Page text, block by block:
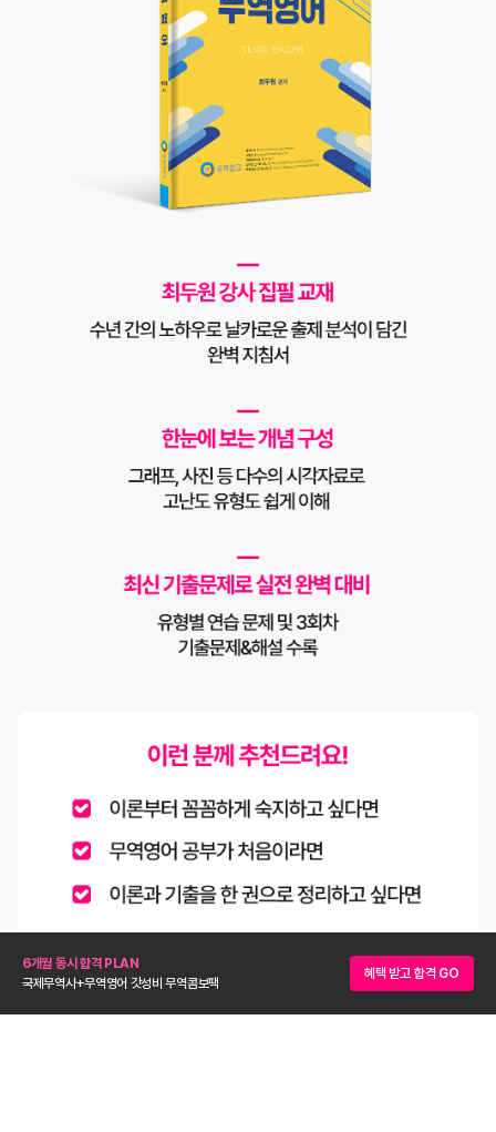
6개월 동시 합격 PLAN
국제무역사+무역영어 갓성비 무역콤보팩
혜택 받고 합격 GO